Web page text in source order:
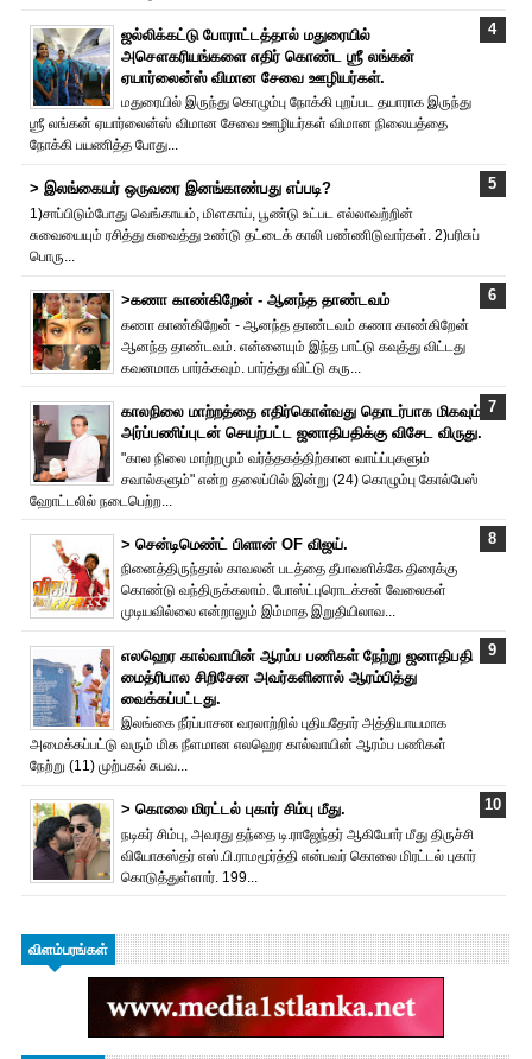
ஜல்லிக்கட்டு போராட்டத்தால் மதுரையில்
அசௌகரியங்களை எதிர் கொண்ட ஶ்ரீ லங்கன்
ஏயார்லைன்ஸ் விமான சேவை ஊழியர்கள்.
மதுரையில் இருந்து கொழும்பு நோக்கி புறப்பட தயாராக இருந்து
ஶ்ரீ லங்கன் ஏயார்லைன்ஸ் விமான சேவை ஊழியர்கள் விமான நிலையத்தை
நோக்கி பயணித்த போது...
> இலங்கையர் ஒருவரை இனங்காண்பது எப்படி?
1)சாப்பிடும்போது வெங்காயம், மிளகாய், பூண்டு உட்பட எல்லாவற்றின்
சுவையையும் ரசித்து சுவைத்து உண்டு தட்டைக் காலி பண்ணிடுவார்கள். 2)பரிசுப்
பொரு...
>கணா காண்கிறேன் - ஆனந்த தாண்டவம்
கணா காண்கிறேன் - ஆனந்த தாண்டவம் கணா காண்கிறேன்
ஆனந்த தாண்டவம். என்னையும் இந்த பாட்டு கவுத்து விட்டது
கவனமாக பார்க்கவும். பார்த்து விட்டு கரு...
காலநிலை மாற்றத்தை எதிர்கொள்வது தொடர்பாக மிகவும்
அர்ப்பணிப்புடன் செயற்பட்ட ஜனாதிபதிக்கு விசேட விருது.
"கால நிலை மாற்றமும் வர்த்தகத்திற்கான வாய்ப்புகளும்
சவால்களும்" என்ற தலைப்பில் இன்று (24) கொழும்பு கோல்பேஸ்
ஹோட்டலில் நடைபெற்ற...
> சென்டிமெண்ட் பிளான் OF விஜய்.
நினைத்திருந்தால் காவலன் படத்தை தீபாவளிக்கே திரைக்கு
கொண்டு வந்திருக்கலாம். போஸ்ட்புரொட‌க்சன் வேலைகள்
முடியவில்லை என்றாலும் இம்மாத இறுதியிலாவ...
எலஹெர கால்வாயின் ஆரம்ப பணிகள் நேற்று ஜனாதிபதி
மைத்ரிபால சிறிசேன அவர்களினால் ஆரம்பித்து
வைக்கப்பட்டது.
இலங்கை நீர்ப்பாசன வரலாற்றில் புதியதோர் அத்தியாயமாக
அமைக்கப்பட்டு வரும் மிக நீளமான எலஹெர கால்வாயின் ஆரம்ப பணிகள்
நேற்று (11) முற்பகல் சுபவ...
> கொலை மிரட்டல் புகார் சிம்பு மீது.
நடிகர் சிம்பு, அவரது தந்தை டி.ராஜேந்தர் ஆகியோர் மீது திருச்சி
வியோகஸ்தர் எஸ்.பி.ராமமூர்த்தி என்பவர் கொலை மிரட்டல் புகார்
கொடுத்துள்ளார். 199...
விளம்பரங்கள்